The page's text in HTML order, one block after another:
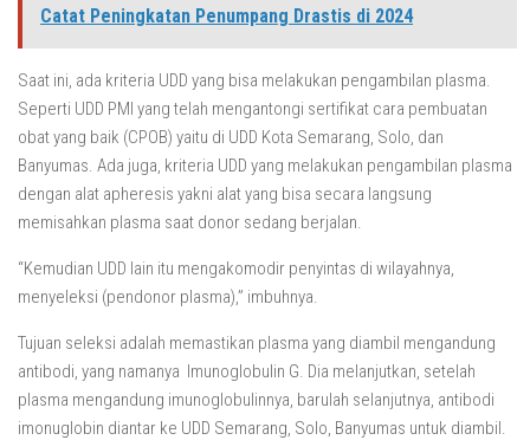
Catat Peningkatan Penumpang Drastis di 2024
Saat ini, ada kriteria UDD yang bisa melakukan pengambilan plasma.
Seperti UDD PMI yang telah mengantongi sertifikat cara pembuatan
obat yang baik (CPOB) yaitu di UDD Kota Semarang, Solo, dan
Banyumas. Ada juga, kriteria UDD yang melakukan pengambilan plasma
dengan alat apheresis yakni alat yang bisa secara langsung
memisahkan plasma saat donor sedang berjalan.
“Kemudian UDD lain itu mengakomodir penyintas di wilayahnya,
menyeleksi (pendonor plasma),” imbuhnya.
Tujuan seleksi adalah memastikan plasma yang diambil mengandung
antibodi, yang namanya Imunoglobulin G. Dia melanjutkan, setelah
plasma mengandung imunoglobulinnya, barulah selanjutnya, antibodi
imonuglobin diantar ke UDD Semarang, Solo, Banyumas untuk diambil.